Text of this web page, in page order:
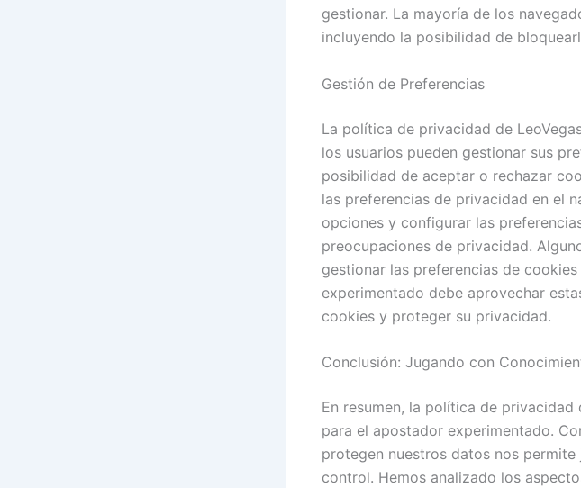
gestionar. La mayoría de los
incluyendo la posibilidad de
Gestión de Preferencias
La política de privacidad de
los usuarios pueden gestionar sus
posibilidad de aceptar o rechazar
las preferencias de privacidad en el
opciones y configurar las
preocupaciones de privacidad.
gestionar las preferencias de
experimentado debe aprovechar
cookies y proteger su privacidad.
Conclusión: Jugando con
En resumen, la política de
para el apostador experimentado.
protegen nuestros datos nos
control. Hemos analizado los